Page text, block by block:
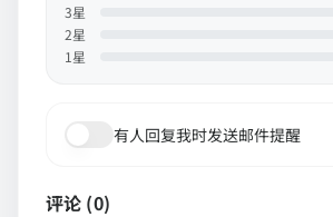
3星
2星
1 星
有人回复我时发送邮件提醒
评论 (0)